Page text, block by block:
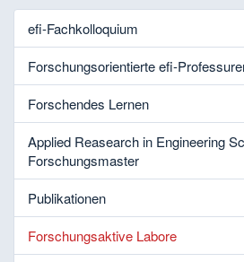
efi-Fachkolloquium
Forschungsorientierte efi-
Forschendes Lernen
Applied Reasearch in Engineering
Forschungsmaster
Publikationen
Forschungsaktive Labore